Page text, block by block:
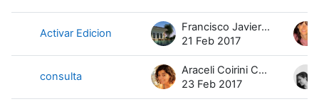
Activar Edicion
Francisco Javier Dominguez Meinero
21 Feb 2017
consulta
Araceli Coirini Carreras
23 Feb 2017